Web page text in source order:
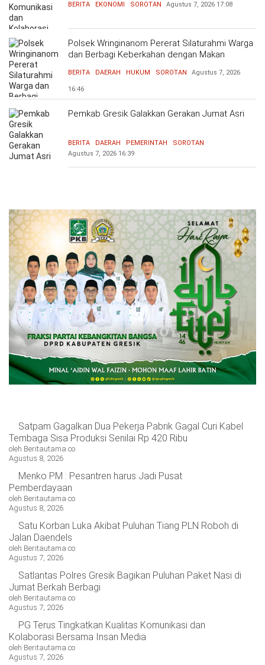
BERITA EKONOMI SOROTAN Agustus 7, 2026 17:08
Polsek Wringinanom Pererat Silaturahmi Warga
dan Berbagi Keberkahan dengan Makan
BERITA DAERAH HUKUM SOROTAN Agustus 7, 2026
16:46
Pemkab Gresik Galakkan Gerakan Jumat Asri
BERITA DAERAH PEMERINTAH
SOROTAN
Agustus 7, 2026 16:39
Satpam Gagalkan Dua Pekerja Pabrik Gagal Curi Kabel
Tembaga Sisa Produksi Senilai Rp 420 Ribu
oleh Beritautama.co
Agustus 8, 2026
Menko PM : Pesantren harus Jadi Pusat
Pemberdayaan
oleh Beritautama.co
Agustus 8, 2026
Satu Korban Luka Akibat Puluhan Tiang PLN Roboh di
Jalan Daendels
oleh Beritautama.co
Agustus 7, 2026
Satlantas Polres Gresik Bagikan Puluhan Paket Nasi di
Jumat Berkah Berbagi
oleh Beritautama.co
Agustus 7, 2026
PG Terus Tingkatkan Kualitas Komunikasi dan
Kolaborasi Bersama Insan Media
oleh Beritautama.co
Agustus 7, 2026